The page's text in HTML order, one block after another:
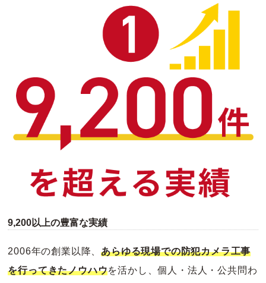
9,200以上の豊富な実績
2006年の創業以降、あらゆる現場での防犯カメラ工事
を行ってきたノウハウを活かし、個人・法人・公共問わ